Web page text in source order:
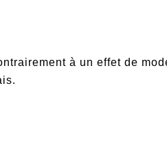
à un effet de